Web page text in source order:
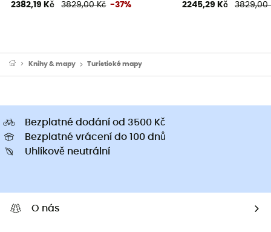
2382,19 Kč 3829,00 Kč -37% 2245,29 Kč 3829,00
Knihy & mapy Turistické mapy
Bezplatné dodání od 3500 Kč
Bezplatné vrácení do 100 dnů
Uhlíkově neutrální
O nás